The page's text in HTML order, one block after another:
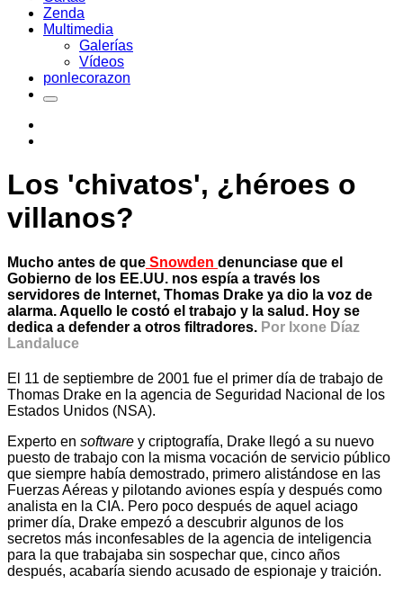
Zenda
Multimedia
Galerías
Vídeos
ponlecorazon
Los 'chivatos', ¿héroes o
villanos?
Mucho antes de que Snowden denunciase que el
Gobierno de los EE.UU. nos espía a través los
servidores de Internet, Thomas Drake ya dio la voz de
alarma. Aquello le costó el trabajo y la salud. Hoy se
dedica a defender a otros filtradores. Por Ixone Díaz
Landaluce
El 11 de septiembre de 2001 fue el primer día de trabajo de
Thomas Drake en la agencia de Seguridad Nacional de los
Estados Unidos (NSA).
Experto en software y criptografía, Drake llegó a su nuevo
puesto de trabajo con la misma vocación de servicio público
que siempre había demostrado, primero alistándose en las
Fuerzas Aéreas y pilotando aviones espía y después como
analista en la CIA. Pero poco después de aquel aciago
primer día, Drake empezó a descubrir algunos de los
secretos más inconfesables de la agencia de inteligencia
para la que trabajaba sin sospechar que, cinco años
después, acabaría siendo acusado de espionaje y traición.